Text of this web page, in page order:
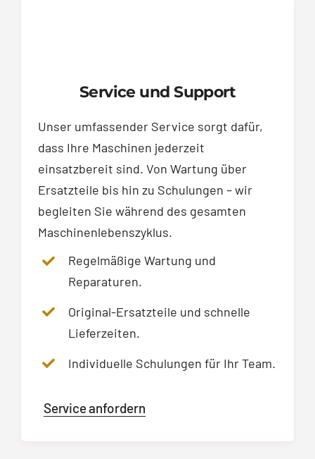
Service und Support
Unser umfassender Service sorgt dafür,
dass Ihre Maschinen jederzeit
einsatzbereit sind. Von Wartung über
Ersatzteile bis hin zu Schulungen – wir
begleiten Sie während des gesamten
Maschinenlebenszyklus.
Regelmäßige Wartung und
Reparaturen.
Original-Ersatzteile und schnelle
Lieferzeiten.
Individuelle Schulungen für Ihr Team.
Service anfordern